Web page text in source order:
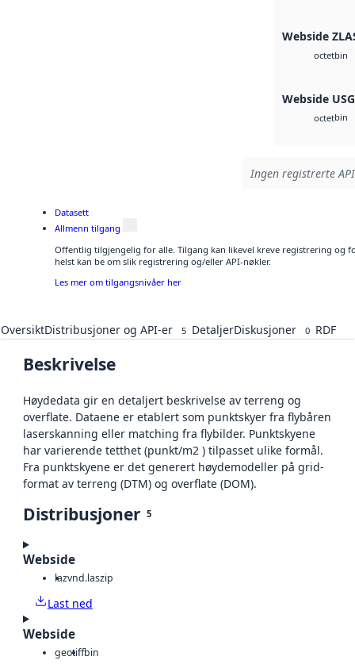
Webside
octetbin
Webside
octetbin
Ingen registrerte
Datasett
Allmenn tilgang
Offentlig tilgjengelig for alle. Tilgang kan likevel kreve registrering og
helst kan be om slik registrering og/eller API-nøkler.
Les mer om tilgangsnivåer her
OversiktDistribusjoner og API-er 5 DetaljerDiskusjoner 0 RDF
Beskrivelse
Høydedata gir en detaljert beskrivelse av terreng og
overflate. Dataene er etablert som punktskyer fra flybåren
laserskanning eller matching fra flybilder. Punktskyene
har varierende tetthet (punkt/m2 ) tilpasset ulike formål.
Fra punktskyene er det generert høydemodeller på grid-
format av terreng (DTM) og overflate (DOM).
Distribusjoner 5
Webside
lazvnd.laszip
Last ned
Webside
geotiffbin